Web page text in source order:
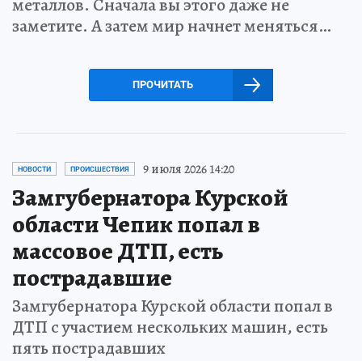
заметите. А затем мир начнет меняться…
ПРОЧИТАТЬ
НОВОСТИ ПРОИСШЕСТВИЯ 9 июля 2026 14:20
Замгубернатора Курской
области Чепик попал в
массовое ДТП, есть
пострадавшие
Замгубернатора Курской области попал в
ДТП с участием нескольких машин, есть
пять пострадавших